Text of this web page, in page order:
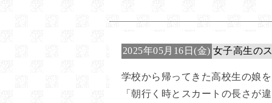
2025年05月16日(金) 女子高生の
学校から帰ってきた高校生の娘
「朝行く時とスカートの長さが